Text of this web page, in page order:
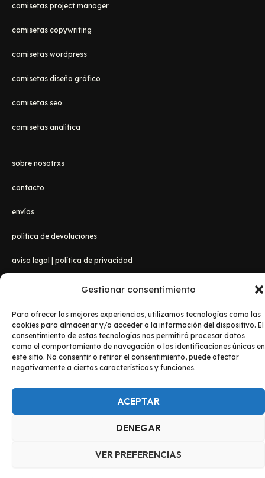
Gestionar consentimiento
Para ofrecer las mejores experiencias, utilizamos tecnologías como las
cookies para almacenar y/o acceder a la información del dispositivo. El
consentimiento de estas tecnologías nos permitirá procesar datos
como el comportamiento de navegación o las identificaciones únicas en
este sitio. No consentir o retirar el consentimiento, puede afectar
negativamente a ciertas características y funciones.
ACEPTAR
DENEGAR
VER PREFERENCIAS
camisetas project manager
camisetas copywriting
camisetas wordpress
camisetas diseño gráfico
camisetas seo
camisetas analítica
sobre nosotrxs
contacto
envíos
política de devoluciones
aviso legal política de privacidad
Copyright © 2026 Lanzadanosa Camisetas